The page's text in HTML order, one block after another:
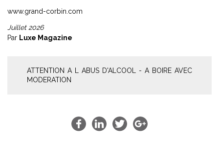
www.grand-corbin.com
Juillet 2026
Par Luxe Magazine
ATTENTION A L ABUS D'ALCOOL - A BOIRE AVEC
MODERATION